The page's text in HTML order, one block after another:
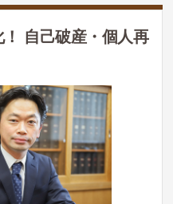
自己破産・個人再